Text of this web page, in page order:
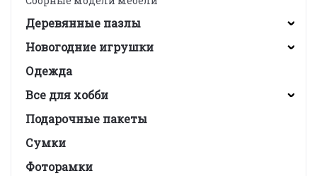
Деревянные пазлы
Новогодние игрушки
Одежда
Все для хобби
Подарочные пакеты
Сумки
Фоторамки